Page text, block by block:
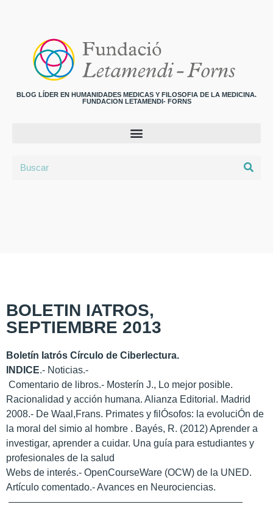
BLOG LÍDER EN HUMANIDADES MEDICAS Y FILOSOFIA DE LA MEDICINA.
FUNDACION LETAMENDI- FORNS
BOLETIN IATROS,
SEPTIEMBRE 2013
Boletín Iatrós Círculo de Ciberlectura.
INDICE.- Noticias.-
Comentario de libros.- Mosterín J., Lo mejor posible.
Racionalidad y acción humana. Alianza Editorial. Madrid
2008.- De Waal,Frans. Primates y filÓsofos: la evoluciÓn de
la moral del simio al hombre . Bayés, R. (2012) Aprender a
investigar, aprender a cuidar. Una guía para estudiantes y
profesionales de la salud
Webs de interés.- OpenCourseWare (OCW) de la UNED.
Artículo comentado.- Avances en Neurociencias.
————————————————————————